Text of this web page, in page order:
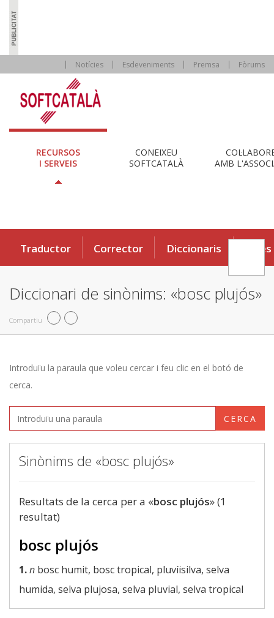
Notícies Esdeveniments Premsa Fòrums
RECURSOS
I SERVEIS
CONEIXEU
SOFTCATALÀ
AMB
Traductor Corrector Diccionaris Eines
Diccionari de sinònims: «bosc plujós»
Compartiu
Introduïu la paraula que voleu cercar i feu clic en el botó de
cerca.
CERCA
Sinònims de «bosc plujós»
Resultats de la cerca per a «bosc plujós» (1
resultat)
bosc plujós
1.n bosc humit, bosc tropical, pluviïsilva, selva
humida, selva plujosa, selva pluvial, selva tropical